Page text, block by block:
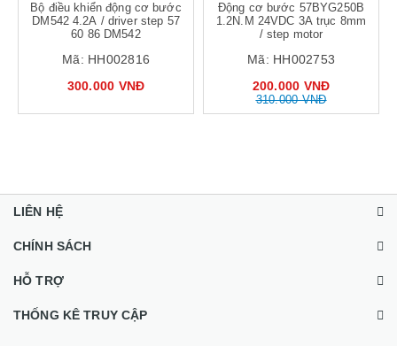
Bộ điều khiển động cơ bước
DM542 4.2A / driver step 57
60 86 DM542
Mã: HH002816
300.000 VNĐ
Động cơ bước 57BYG250B
1.2N.M 24VDC 3A trục 8mm
/ step motor
Mã: HH002753
200.000 VNĐ
310.000 VNĐ
LIÊN HỆ
CHÍNH SÁCH
HỖ TRỢ
THỐNG KÊ TRUY CẬP